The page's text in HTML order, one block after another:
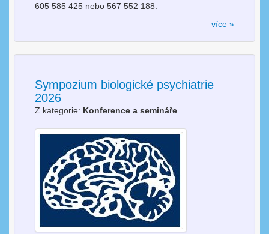
605 585 425 nebo 567 552 188.
více »
Sympozium biologické psychiatrie
2026
Z kategorie: Konference a semináře